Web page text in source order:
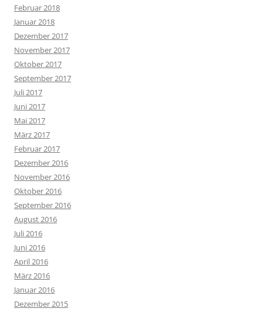
Februar 2018
Januar 2018
Dezember 2017
November 2017
Oktober 2017
September 2017
Juli 2017
Juni 2017
Mai 2017
März 2017
Februar 2017
Dezember 2016
November 2016
Oktober 2016
September 2016
August 2016
Juli 2016
Juni 2016
April 2016
März 2016
Januar 2016
Dezember 2015